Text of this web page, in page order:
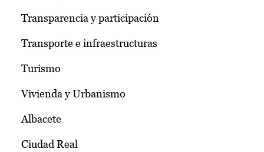
Transparencia y participación
Transporte e infraestructuras
Turismo
Vivienda y Urbanismo
Albacete
Ciudad Real